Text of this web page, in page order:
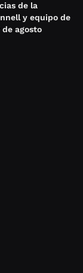
de la
y equipo de
de agosto